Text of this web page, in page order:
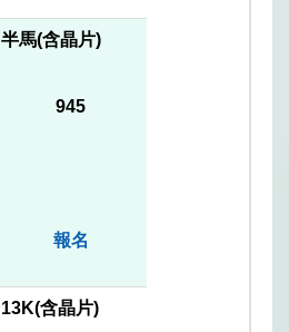
半馬(含晶片)
945
報名
13K(含晶片)